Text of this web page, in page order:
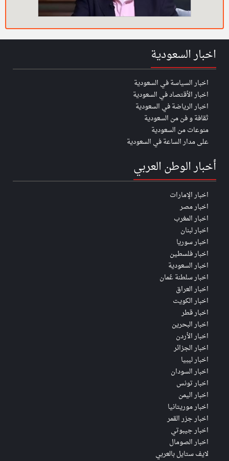
اخبار السعودية
اخبار السياسة في السعودية
اخبار الأقتصاد في السعودية
اخبار الرياضة في السعودية
ثقافة و فن من السعودية
منوعات من السعودية
على مدار الساعة في السعودية
أخبار الوطن العربي
اخبار الإمارات
اخبار مصر
اخبار المغرب
اخبار لبنان
اخبار سوريا
اخبار فلسطين
اخبار السعودية
اخبار سلطنة عُمان
اخبار العراق
اخبار الكويت
اخبار قطر
اخبار البحرين
اخبار الأردن
اخبار الجزائر
اخبار ليبيا
اخبار السودان
اخبار تونس
اخبار اليمن
اخبار موريتانيا
اخبار جزر القمر
اخبار جيبوتي
اخبار الصومال
لايف ستايل بالعربي